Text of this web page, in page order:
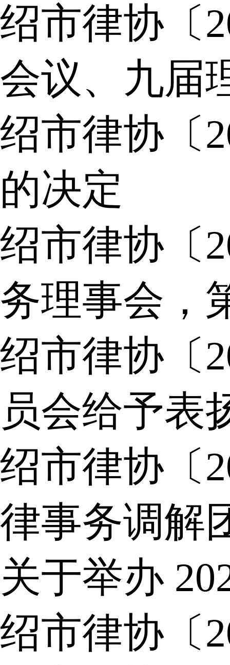
绍市律协〔
会议、九届
绍市律协〔
的决定
绍市律协〔
务理事会，
绍市律协〔
员会给予表
绍市律协〔
律事务调解
关于举办
绍市律协〔